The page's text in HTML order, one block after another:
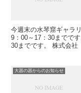
今週末の水琴窟ギャラ
9：00～17：30までで
30までです。 株式会
大器の器からのお知らせ